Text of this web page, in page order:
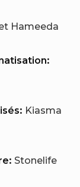
Hameeda
Kiasma
Stonelife